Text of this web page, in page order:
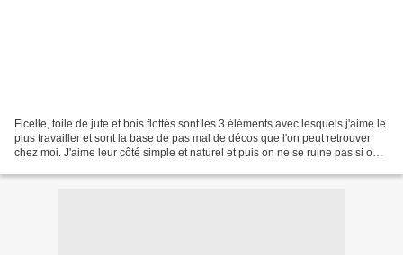
Ficelle, toile de jute et bois flottés sont les 3 éléments avec lesquels j'aime le
plus travailler et sont la base de pas mal de décos que l'on peut retrouver
chez moi. J'aime leur côté simple et naturel et puis on ne se ruine pas si on